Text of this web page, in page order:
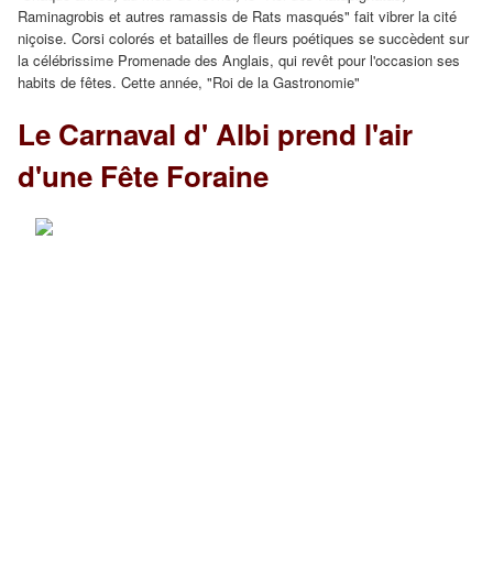
Raminagrobis et autres ramassis de Rats masqués" fait vibrer la cité
niçoise. Corsi colorés et batailles de fleurs poétiques se succèdent sur
la célébrissime Promenade des Anglais, qui revêt pour l'occasion ses
habits de fêtes. Cette année, "Roi de la Gastronomie"
Le Carnaval d' Albi prend l'air
d'une Fête Foraine